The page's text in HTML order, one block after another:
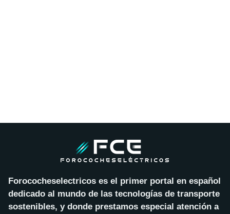
Forococheselectricos es el primer portal en español
dedicado al mundo de las tecnologías de transporte
sostenibles, y donde prestamos especial atención a